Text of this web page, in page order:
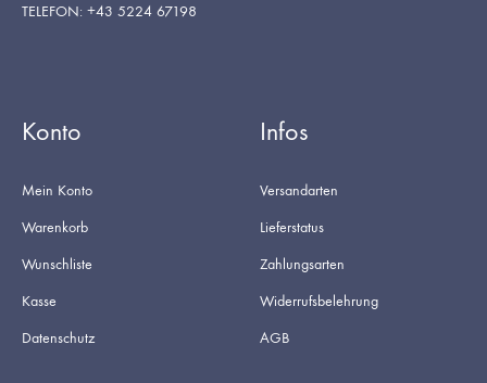
TELEFON: +43 5224 67198
Konto
Mein Konto
Warenkorb
Wunschliste
Kasse
Datenschutz
Infos
Versandarten
Lieferstatus
Zahlungsarten
Widerrufsbelehrung
AGB